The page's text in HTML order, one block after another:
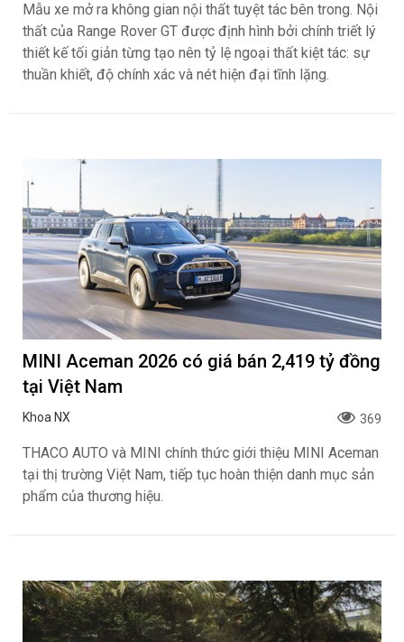
Mẫu xe mở ra không gian nội thất tuyệt tác bên trong. Nội
thất của Range Rover GT được định hình bởi chính triết lý
thiết kế tối giản từng tạo nên tỷ lệ ngoại thất kiệt tác: sự
thuần khiết, độ chính xác và nét hiện đại tĩnh lặng.
MINI Aceman 2026 có giá bán 2,419 tỷ đồng
tại Việt Nam
Khoa NX 369
THACO AUTO và MINI chính thức giới thiệu MINI Aceman
tại thị trường Việt Nam, tiếp tục hoàn thiện danh mục sản
phẩm của thương hiệu.